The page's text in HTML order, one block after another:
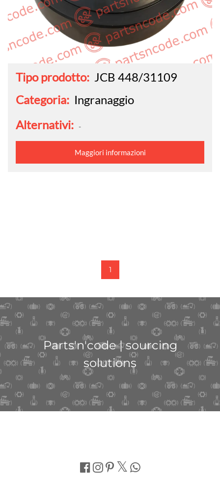
Tipo prodotto: JCB 448/31109
Categoria: Ingranaggio
Alternativi: -
Maggiori informazioni
1
Parts'n'code | sourcing
solutions